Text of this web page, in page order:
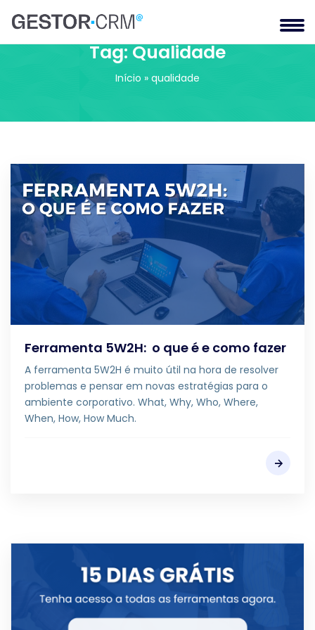
Tag:Qualidade
Início » qualidade
Ferramenta 5W2H: o que é e como fazer
A ferramenta 5W2H é muito útil na hora de resolver
problemas e pensar em novas estratégias para o
ambiente corporativo. What, Why, Who, Where,
When, How, How Much.